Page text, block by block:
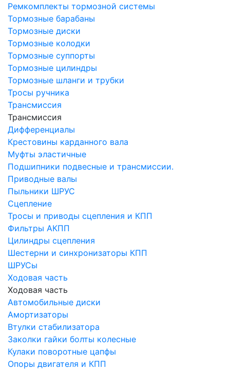
Ремкомплекты тормозной системы
Тормозные барабаны
Тормозные диски
Тормозные колодки
Тормозные суппорты
Тормозные цилиндры
Тормозные шланги и трубки
Тросы ручника
Трансмиссия
Трансмиссия
Дифференциалы
Крестовины карданного вала
Муфты эластичные
Подшипники подвесные и трансмиссии.
Приводные валы
Пыльники ШРУС
Сцепление
Тросы и приводы сцепления и КПП
Фильтры АКПП
Цилиндры сцепления
Шестерни и синхронизаторы КПП
ШРУСы
Ходовая часть
Ходовая часть
Автомобильные диски
Амортизаторы
Втулки стабилизатора
Заколки гайки болты колесные
Кулаки поворотные цапфы
Опоры двигателя и КПП